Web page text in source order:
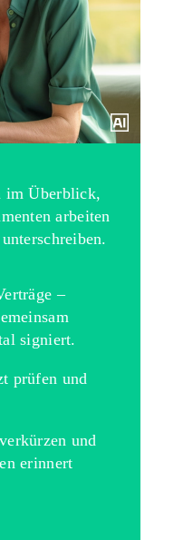
im Überblick,
arbeiten
–
signiert.
prüfen und
und
erinnert